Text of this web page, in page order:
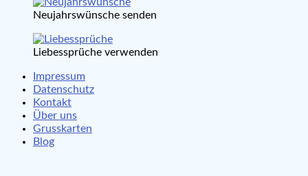
Neujahrswünsche senden
Liebessprüche verwenden
Impressum
Datenschutz
Kontakt
Über uns
Grusskarten
Blog